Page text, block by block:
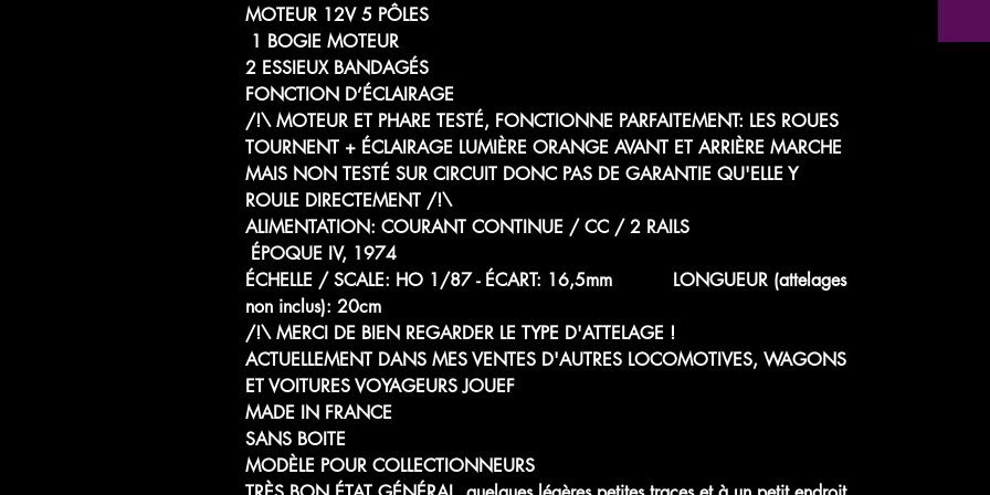
MOTEUR 12V 5 PÔLES
1 BOGIE MOTEUR
2 ESSIEUX BANDAGÉS
FONCTION D’ÉCLAIRAGE
/!\ MOTEUR ET PHARE TESTÉ, FONCTIONNE PARFAITEMENT: LES ROUES
TOURNENT + ÉCLAIRAGE LUMIÈRE ORANGE AVANT ET ARRIÈRE MARCHE
MAIS NON TESTÉ SUR CIRCUIT DONC PAS DE GARANTIE QU'ELLE Y
ROULE DIRECTEMENT /!\
ALIMENTATION: COURANT CONTINUE / CC / 2 RAILS
ÉPOQUE IV, 1974
ÉCHELLE / SCALE: HO 1/87 - ÉCART: 16,5mm LONGUEUR (attelages
non inclus): 20cm
/!\ MERCI DE BIEN REGARDER LE TYPE D'ATTELAGE !
ACTUELLEMENT DANS MES VENTES D'AUTRES LOCOMOTIVES, WAGONS
ET VOITURES VOYAGEURS JOUEF
MADE IN FRANCE
SANS BOITE
MODÈLE POUR COLLECTIONNEURS